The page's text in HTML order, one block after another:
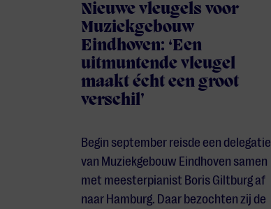
Nieuwe vleugels voor
Muziekgebouw
Eindhoven: ‘Een
uitmuntende vleugel
maakt écht een groot
verschil’
Begin september reisde een delegatie
van Muziekgebouw Eindhoven samen
met meesterpianist Boris Giltburg af
naar Hamburg. Daar bezochten zij de